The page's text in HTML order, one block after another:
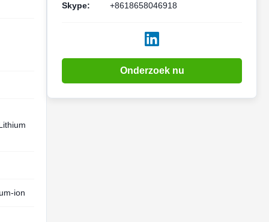
ion
Skype:
+8618658046918
Onderzoek nu